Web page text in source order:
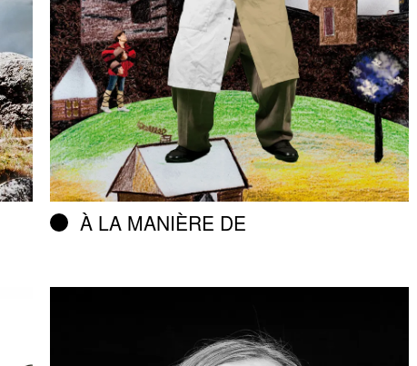
À LA MANIÈRE DE